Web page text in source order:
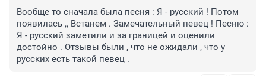
Вообще то сначала была песня : Я - русский ! Потом
появилась ,, Встанем . Замечательный певец ! Песню :
Я - русский заметили и за границей и оценили
достойно . Отзывы были , что не ожидали , что у
русских есть такой певец .